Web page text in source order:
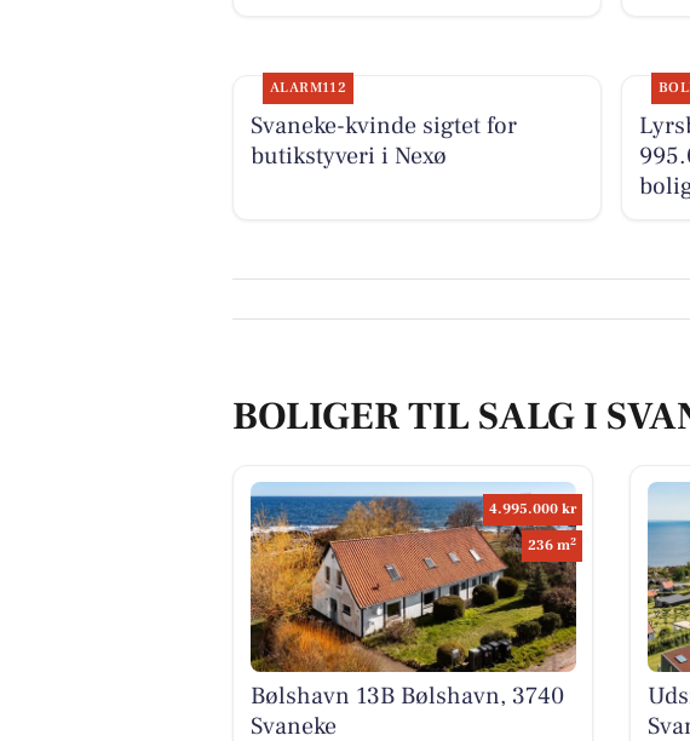
ALARM112
Svaneke-kvinde sigtet for
butikstyveri i Nexø
BOLIGER TIL SALG I
4.995.000 kr
236 m2
Bølshavn 13B Bølshavn, 3740
Svaneke